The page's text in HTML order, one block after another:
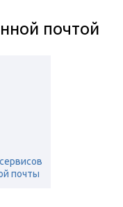
почтой
почты